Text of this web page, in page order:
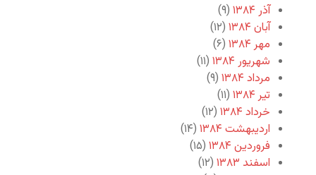
آذر ۱۳۸۴
(۹)
آبان ۱۳۸۴
(۱۲)
مهر ۱۳۸۴
(۶)
شهریور ۱۳۸۴
(۱۱)
مرداد ۱۳۸۴
(۹)
تیر ۱۳۸۴
(۱۱)
خرداد ۱۳۸۴
(۱۲)
اردیبهشت ۱۳۸۴
(۱۴)
فروردین ۱۳۸۴
(۱۵)
اسفند ۱۳۸۳
(۱۲)